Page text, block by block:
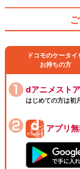
ドコモのケータイ
お持ちの方
dアニメスト
はじめての方は初
アプリ